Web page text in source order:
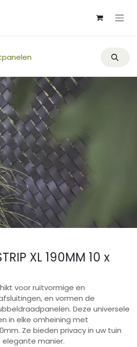
XL 190MM 10 x
voor ruitvormige en
en vormen de
Deze universele
in elke omheining met
Ze bieden privacy in uw tuin
manier.